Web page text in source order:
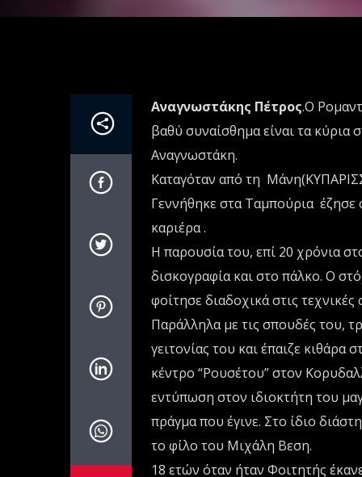
Αναγνωστάκης Πέτρος.Ο
βαθύ συναίσθημα είναι τα κύρια
Αναγνωστάκη.
Καταγόταν από τη
Γεννήθηκε στα Ταμπούρια έζησε
καριέρα .
Η παρουσία του, επί 20 χρόνια
δισκογραφία και στο πάλκο. Ο
φοίτησε διαδοχικά στις
Παράλληλα με τις σπουδές του,
γειτονίας του και έπαιζε
κέντρο “Ρουσέτου” στον
εντύπωση στον ιδιοκτήτη του
πράγμα που έγινε. Στο ίδιο
το φίλο του Μιχάλη Βεση.
18 ετών όταν ήταν Φοιτητής